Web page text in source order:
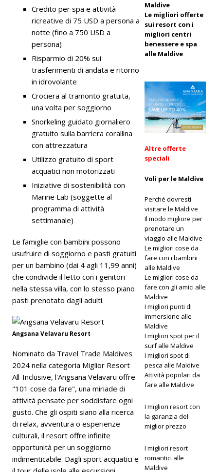
Black
Friday a
SPECIALI
[ 17
novembre
Cinnamon
Hotels &
più
grande
offerta del
a 80% e
trasferime
nti gratuiti
SPECIALI
novembre
Credito per spa e attività
ricreative di 75 USD a persona a
notte (fino a 750 USD a
persona)
Risparmio di 20% sui
trasferimenti di andata e ritorno
in idrovolante
Crociera al tramonto gratuita,
una volta per soggiorno
Snorkeling guidato giornaliero
gratuito sulla barriera corallina
con attrezzatura
Utilizzo gratuito di sport
acquatici non motorizzati
Iniziative di sostenibilità con
Marine Lab (soggette al
programma di attività
settimanale)
Le famiglie con bambini possono
usufruire di soggiorno e pasti gratuiti
per un bambino (dai 4 agli 11,99 anni)
che condivide il letto con i genitori
nella stessa villa, con lo stesso piano
pasti prenotato dagli adulti.
Angsana Velavaru Resort
Nominato da Travel Trade Maldives
2024 nella categoria Miglior Resort
All-Inclusive, l'Angsana Velavaru offre
"101 cose da fare", una miriade di
attività pensate per soddisfare ogni
gusto. Che gli ospiti siano alla ricerca
di relax, avventura o esperienze
culturali, il resort offre infinite
opportunità per un soggiorno
indimenticabile. Dagli sport acquatici e
Maldive
Le migliori offerte
sui resort con i
migliori centri
benessere e spa
alle Maldive
Altre offerte
speciali
Voli per le Maldive
Perché dovresti
visitare le Maldive
Il modo migliore per
prenotare un
viaggio alle Maldive
Le migliori cose da
fare con i bambini
alle Maldive
Le migliori cose da
fare con gli amici alle
Maldive
I migliori punti di
immersione alle
Maldive
I migliori spot per il
surf alle Maldive
I migliori spot di
pesca alle Maldive
Attività popolari da
fare alle Maldive
I migliori resort con
la garanzia del
miglior prezzo
I migliori resort
romantici alle
Maldive